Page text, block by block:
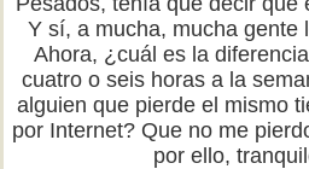
Y sí, a mucha, mucha gente
Ahora, ¿cuál es la
cuatro o seis horas a la
alguien que pierde el mismo
por Internet? Que no me
por ello,